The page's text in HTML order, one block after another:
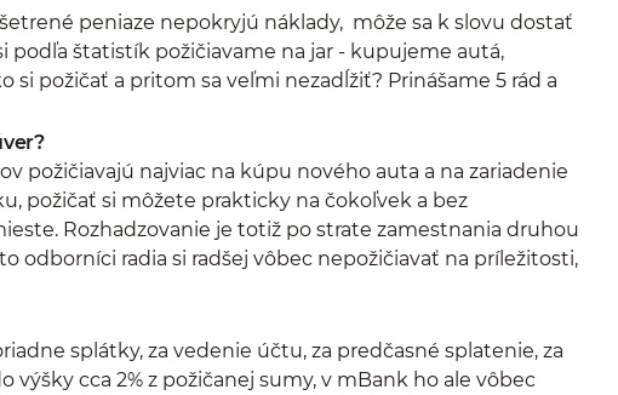
peniaze nepokryjú náklady, môže sa k slovu dostať
podľa štatistík požičiavame na jar - kupujeme autá,
požičať a pritom sa veľmi nezadĺžiť? Prinášame 5 rád a
požičiavajú najviac na kúpu nového auta a na zariadenie
požičať si môžete prakticky na čokoľvek a bez
Rozhadzovanie je totiž po strate zamestnania druhou
odborníci radia si radšej vôbec nepožičiavať na príležitosti,
splátky, za vedenie účtu, za predčasné splatenie, za
výšky cca 2% z požičanej sumy, v mBank ho ale vôbec